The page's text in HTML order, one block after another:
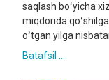
saqlash boʻyicha
miqdorida
oʻtgan yilga
Batafsil ...